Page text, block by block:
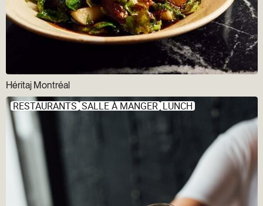
Héritaj Montréal
RESTAURANTS SALLE À MANGER LUNCH